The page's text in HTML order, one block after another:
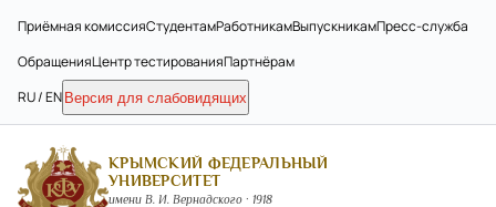
Приёмная комиссияСтудентамРаботникамВыпускникамПресс-служба
ОбращенияЦентр тестированияПартнёрам
RU / EN Версия для слабовидящих
КРЫМСКИЙ ФЕДЕРАЛЬНЫЙ
УНИВЕРСИТЕТ
имени В. И. Вернадского · 1918